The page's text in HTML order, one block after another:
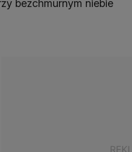
bezchmurnym niebie